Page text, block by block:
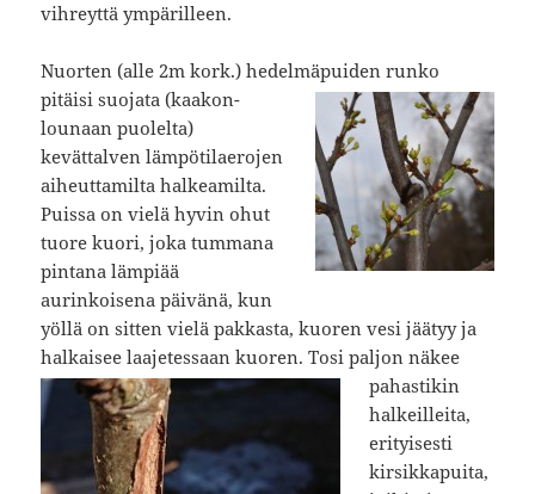
vihreyttä ympärilleen.
Nuorten (alle 2m kork.) hedelmäpuiden runko
pitäisi suojata(kaakon-
lounaan puolelta)
kevättalven lämpötilaerojen
aiheuttamilta halkeamilta.
Puissa on vielä hyvin ohut
tuore kuori, joka tummana
pintana lämpiää
aurinkoisena päivänä, kun
yöllä on sitten vielä pakkasta, kuoren vesi jäätyy ja
halkaisee laajetessaankuoren. Tosi paljon näkee
pahastikin
halkeilleita,
erityisesti
kirsikkapuita,